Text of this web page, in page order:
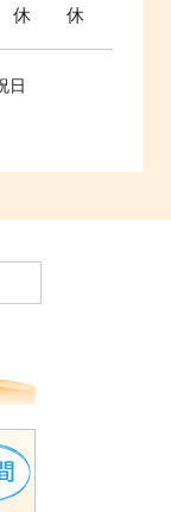
休 休
日